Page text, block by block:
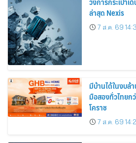
ล่าสุด Nexis
7 ส.ค. 69
มีบ้านได้ในงบ
มือสองทั่วไทยก
โคราช
7 ส.ค. 69